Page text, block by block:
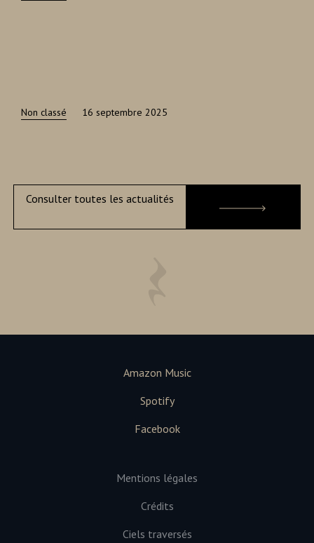
Non classé 16 septembre 2025
Consulter toutes les actualités
Amazon Music
Spotify
Facebook
Mentions légales
Crédits
Ciels traversés